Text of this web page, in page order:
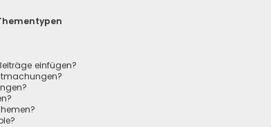
einfügen?